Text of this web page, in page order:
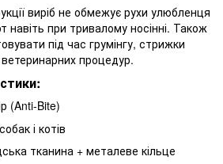
виріб не обмежує рухи улюбленця
навіть при тривалому носінні. Також
під час грумінгу, стрижки
ветеринарних процедур.
(Anti-Bite)
і котів
тканина + металеве кільце